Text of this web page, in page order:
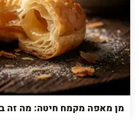
מן מאפה מקמח חיטה: מה זה